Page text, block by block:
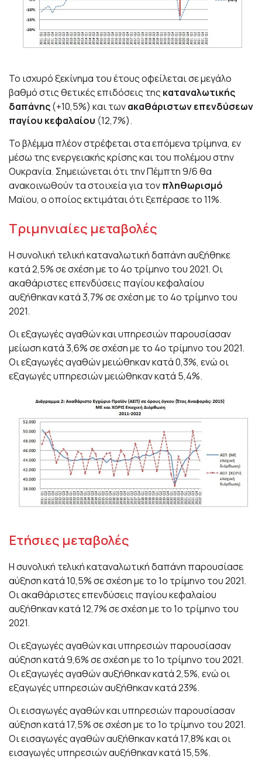
Το ισχυρό ξεκίνημα του έτους οφείλεται σε μεγάλο
βαθμό στις θετικές επιδόσεις της καταναλωτικής
δαπάνης(+10,5%) και τωνακαθάριστων επενδύσεων
παγίου κεφαλαίου (12,7%).
Το βλέμμα πλέον στρέφεται στα επόμενα τρίμηνα, εν
μέσω της ενεργειακής κρίσης και του πολέμου στην
Ουκρανία. Σημειώνεται ότι την Πέμπτη 9/6 θα
ανακοινωθούν τα στοιχεία για τονπληθωρισμό
Μαϊου, ο οποίος εκτιμάται ότι ξεπέρασε το 11%.
Τριμηνιαίες μεταβολές
Η συνολική τελική καταναλωτική δαπάνη αυξήθηκε
κατά 2,5% σε σχέση με το 4o τρίμηνο του 2021. Οι
ακαθάριστες επενδύσεις παγίου κεφαλαίου
αυξήθηκαν κατά 3,7% σε σχέση με το 4o τρίμηνο του
2021.
Oι εξαγωγές αγαθών και υπηρεσιών παρουσίασαν
μείωση κατά 3,6% σε σχέση με το 4o τρίμηνο του 2021.
Οι εξαγωγές αγαθών μειώθηκαν κατά 0,3%, ενώ οι
εξαγωγές υπηρεσιών μειώθηκαν κατά 5,4%.
Ετήσιες μεταβολές
Η συνολική τελική καταναλωτική δαπάνη παρουσίασε
αύξηση κατά 10,5% σε σχέση με το 1o τρίμηνο του 2021.
Οι ακαθάριστες επενδύσεις παγίου κεφαλαίου
αυξήθηκαν κατά 12,7% σε σχέση με το 1o τρίμηνο του
2021.
Οι εξαγωγές αγαθών και υπηρεσιών παρουσίασαν
αύξηση κατά 9,6% σε σχέση με το 1o τρίμηνο του 2021.
Οι εξαγωγές αγαθών αυξήθηκαν κατά 2,5%, ενώ οι
εξαγωγές υπηρεσιών αυξήθηκαν κατά 23%.
Οι εισαγωγές αγαθών και υπηρεσιών παρουσίασαν
αύξηση κατά 17,5% σε σχέση με το 1o τρίμηνο του 2021.
Οι εισαγωγές αγαθών αυξήθηκαν κατά 17,8% και οι
εισαγωγές υπηρεσιών αυξήθηκαν κατά 15,5%.